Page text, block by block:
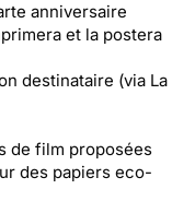
anniversaire
et la postera
destinataire (via La
de film proposées
des papiers eco-